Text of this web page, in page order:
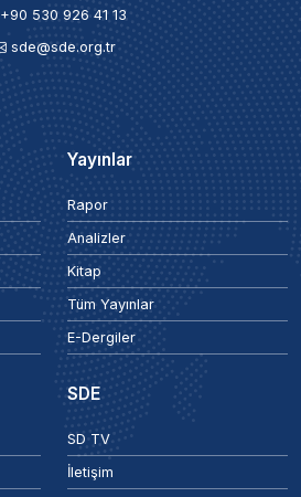
+90 530 926 41 13
sde@sde.org.tr
Yayınlar
Rapor
Analizler
Kitap
Tüm Yayınlar
E-Dergiler
SDE
SD TV
İletişim